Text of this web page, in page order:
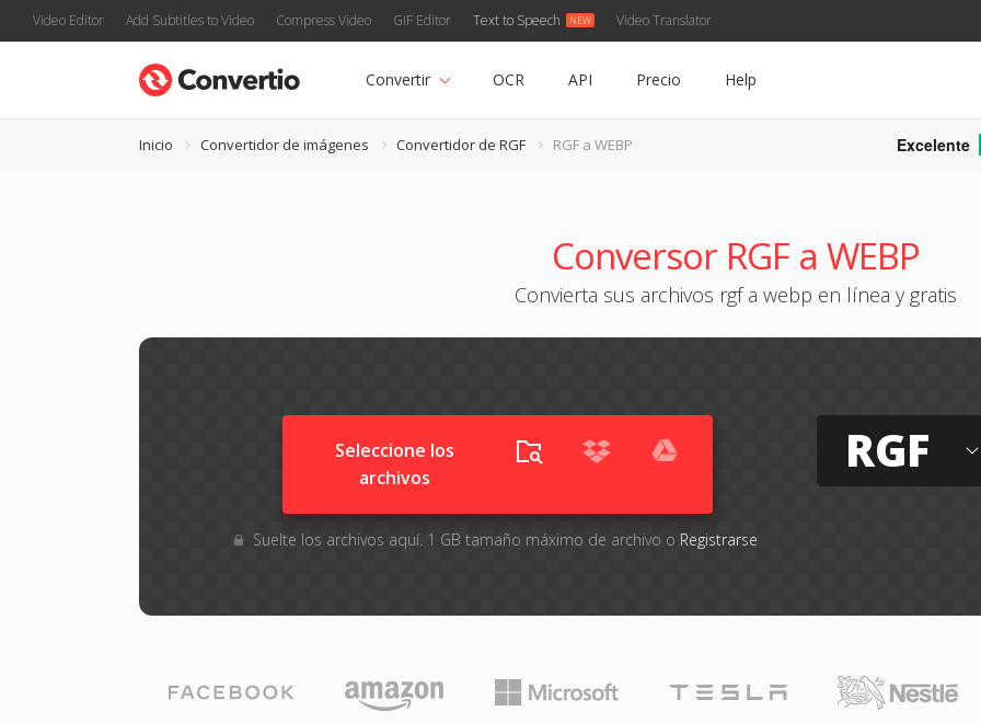
Video Editor Add Subtitles to Video Compress Video GIF Editor Text to Speech Video Translator
Convertir OCR API Precio Help
Inicio Convertidor de imágenes Convertidor de RGF RGF a WEBP Excelente
Conversor RGF a WEBP
Convierta sus archivos rgf a webp en línea y gratis
Seleccione los
archivos
Suelte los archivos aquí. 1 GB tamaño máximo de archivo o Registrarse
RGF